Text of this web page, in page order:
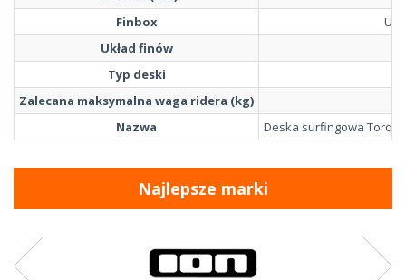
Finbox
Układ finów
Typ deski
Zalecana maksymalna waga ridera (kg)
Nazwa
Deska surfingowa Torq
Najlepsze marki